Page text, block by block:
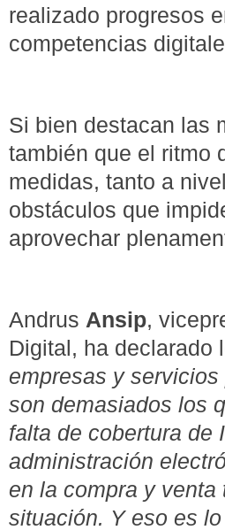
realizado progresos
competencias
Si bien destacan las
también que el ritmo
medidas, tanto a
obstáculos que
aprovechar
Andrus Ansip,
Digital, ha declarado
empresas y
son demasiados los
falta de cobertura de
administración
en la compra y venta
situación. Y eso es